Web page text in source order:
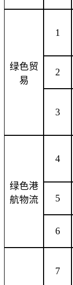
绿色贸
易
1
2
3
绿色港
航物流
4
5
6
7